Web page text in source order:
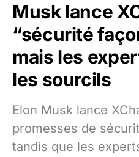
Musk lance
“sécurité
mais les
les sourcils
Elon Musk lance
promesses de
tandis que les